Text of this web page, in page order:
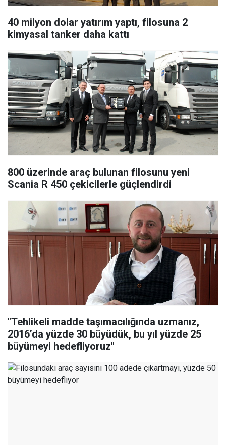
40 milyon dolar yatırım yaptı, filosuna 2
kimyasal tanker daha kattı
800 üzerinde araç bulunan filosunu yeni
Scania R 450 çekicilerle güçlendirdi
"Tehlikeli madde taşımacılığında uzmanız,
2016’da yüzde 30 büyüdük, bu yıl yüzde 25
büyümeyi hedefliyoruz"